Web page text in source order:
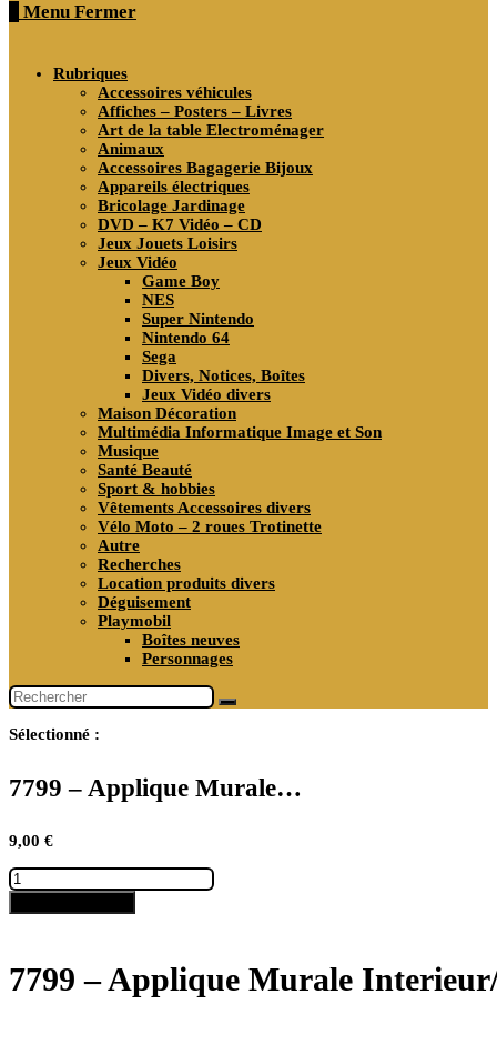
Menu Fermer
Rubriques
Accessoires véhicules
Affiches – Posters – Livres
Art de la table Electroménager
Animaux
Accessoires Bagagerie Bijoux
Appareils électriques
Bricolage Jardinage
DVD – K7 Vidéo – CD
Jeux Jouets Loisirs
Jeux Vidéo
Game Boy
NES
Super Nintendo
Nintendo 64
Sega
Divers, Notices, Boîtes
Jeux Vidéo divers
Maison Décoration
Multimédia Informatique Image et Son
Musique
Santé Beauté
Sport & hobbies
Vêtements Accessoires divers
Vélo Moto – 2 roues Trotinette
Autre
Recherches
Location produits divers
Déguisement
Playmobil
Boîtes neuves
Personnages
Sélectionné :
7799 – Applique Murale…
9,00 €
quantité
de
7799
Murale
Interieur/Exterieur
7799 – Applique Murale